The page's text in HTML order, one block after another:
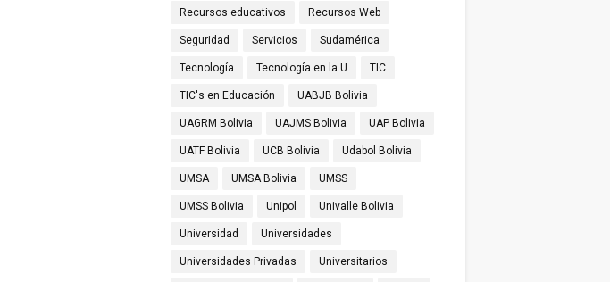
Recursos educativos Recursos Web
Seguridad Servicios Sudamérica
Tecnología Tecnología en la U TIC
TIC's en Educación UABJB Bolivia
UAGRM Bolivia UAJMS Bolivia UAP Bolivia
UATF Bolivia UCB Bolivia Udabol Bolivia
UMSA UMSA Bolivia UMSS
UMSS Bolivia Unipol Univalle Bolivia
Universidad Universidades
Universidades Privadas Universitarios